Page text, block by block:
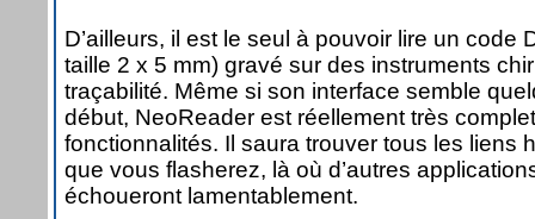
D’ailleurs, il est le seul à pouvoir lire un code
taille 2 x 5 mm) gravé sur des instruments
traçabilité. Même si son interface semble
début, NeoReader est réellement très
fonctionnalités. Il saura trouver tous les liens
que vous flasherez, là où d’autres
échoueront lamentablement.